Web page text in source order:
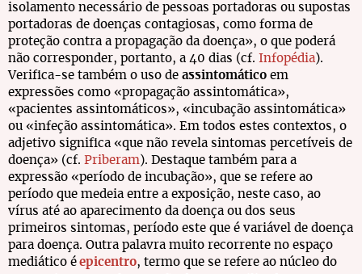
isolamento necessário de pessoas portadoras ou supostas
portadoras de doenças contagiosas, como forma de
proteção contra a propagação da doença», o que poderá
não corresponder, portanto, a 40 dias (cf. Infopédia).
Verifica-se também o uso de assintomático em
expressões como «propagação assintomática»,
«pacientes assintomáticos», «incubação assintomática»
ou «infeção assintomática». Em todos estes contextos, o
adjetivo significa «que não revela sintomas percetíveis de
doença» (cf. Priberam). Destaque também para a
expressão «período de incubação», que se refere ao
período que medeia entre a exposição, neste caso, ao
vírus até ao aparecimento da doença ou dos seus
primeiros sintomas, período este que é variável de doença
para doença. Outra palavra muito recorrente no espaço
mediático é epicentro, termo que se refere ao núcleo do